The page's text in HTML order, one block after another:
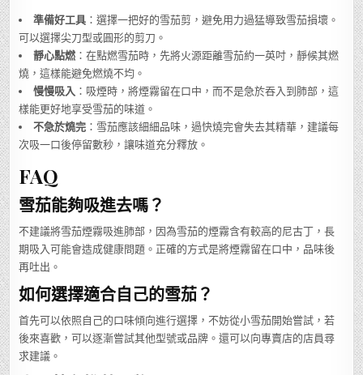
準備好工具 ：選擇一把好的雪茄剪，避免用力過猛導致雪茄損壞。
可以選擇尖刀型或圓形的剪刀。
靜心點燃 ：在點燃雪茄時，先將火源距離雪茄約一英吋，靜候其燃
燒，這樣能避免燃燒不均。
慢慢吸入 ：吸煙時，將煙霧留在口中，而不是急於吞入到肺部，這
樣能更好地享受雪茄的味道。
不急於燒完 ：雪茄應該細細品味，過快燒完會失去其精華，建議每
次吸一口後停留數秒，讓味道充分釋放。
FAQ
雪茄能夠吸進去嗎？
不建議將雪茄煙霧吸進肺部，因為雪茄的煙霧含有較高的尼古丁，長
期吸入可能會造成健康問題。正確的方式是將煙霧留在口中，品味後
再吐出。
如何選擇適合自己的雪茄？
首先可以依照自己的口味傾向進行選擇，不妨從小雪茄開始嘗試，若
後來喜歡，可以逐漸嘗試其他型號或品牌。還可以向專賣店的店員尋
求建議。